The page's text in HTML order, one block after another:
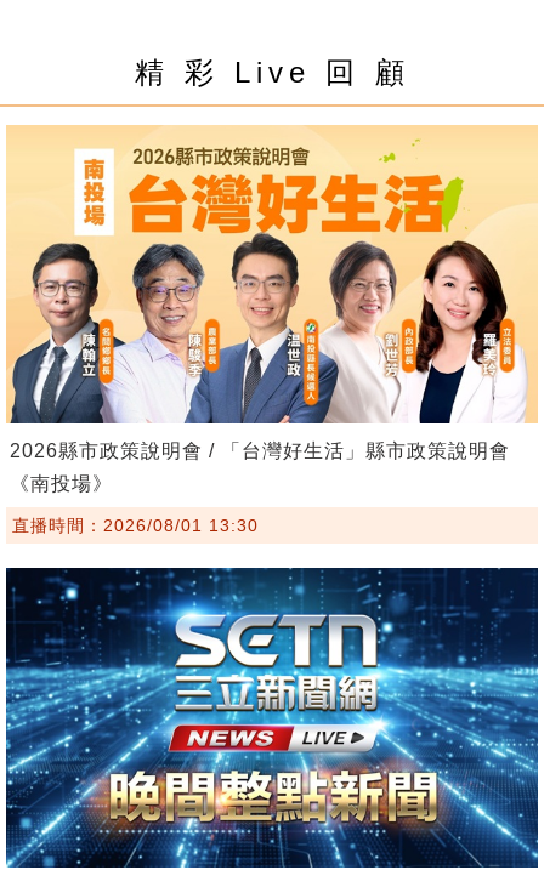
精 彩 Live 回 顧
2026縣市政策說明會 / 「台灣好生活」縣市政策說明會
《南投場》
直播時間：2026/08/01 13:30